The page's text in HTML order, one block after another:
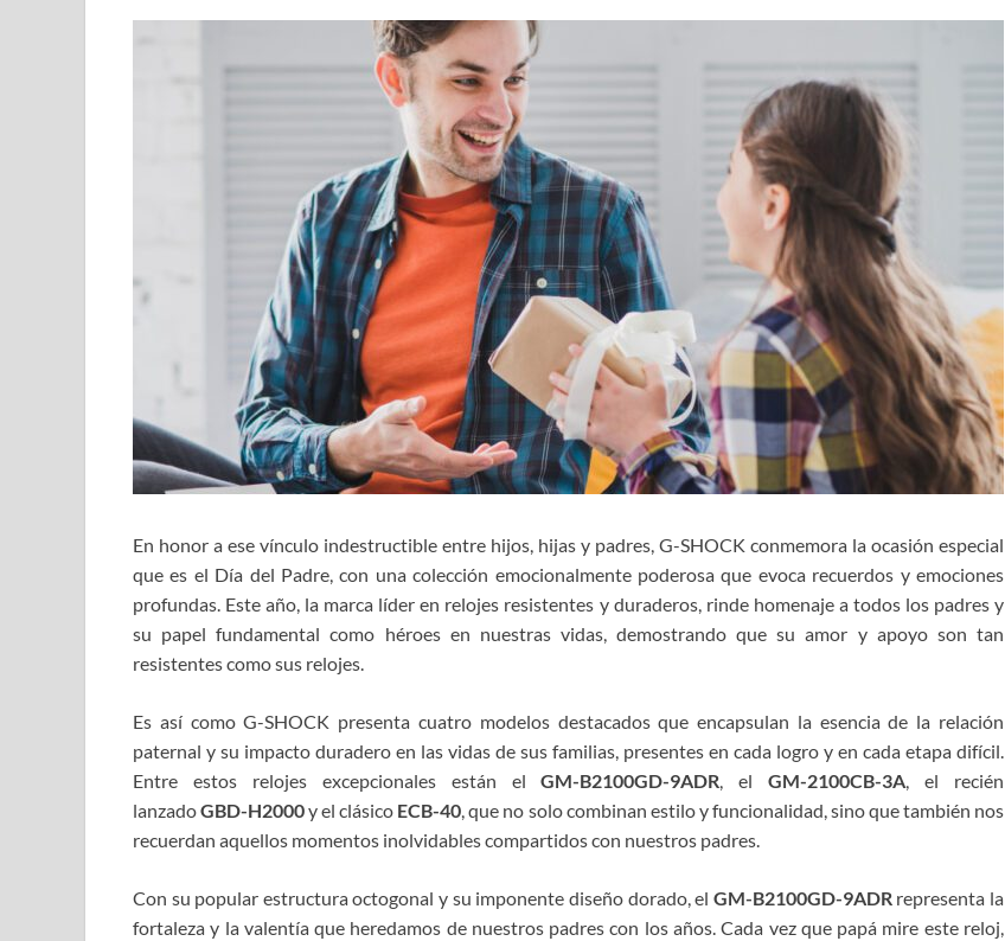
En honor a ese vínculo indestructible entre hijos, hijas y padres, G-SHOCK conmemora la ocasión especial
que es el Día del Padre, con una colección emocionalmente poderosa que evoca recuerdos y emociones
profundas. Este año, la marca líder en relojes resistentes y duraderos, rinde homenaje a todos los padres y
su papel fundamental como héroes en nuestras vidas, demostrando que su amor y apoyo son tan
resistentes como sus relojes.
Es así como G-SHOCK presenta cuatro modelos destacados que encapsulan la esencia de la relación
paternal y su impacto duradero en las vidas de sus familias, presentes en cada logro y en cada etapa difícil.
Entre estos relojes excepcionales están elGM-B2100GD-9ADR, elGM-2100CB-3A, el recién
lanzadoGBD-H2000y el clásico ECB-40, que no solo combinan estilo y funcionalidad, sino que también nos
recuerdan aquellos momentos inolvidables compartidos con nuestros padres.
Con su popular estructura octogonal y su imponente diseño dorado, el GM-B2100GD-9ADRrepresenta la
fortaleza y la valentía que heredamos de nuestros padres con los años. Cada vez que papá mire este reloj,